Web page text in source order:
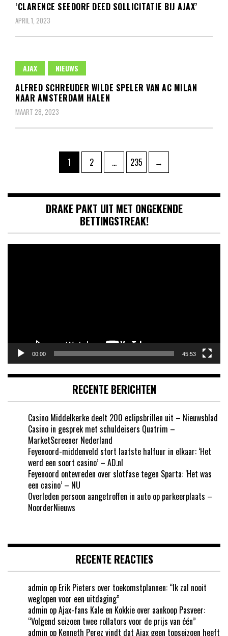
‘CLARENCE SEEDORF DEED SOLLICITATIE BIJ AJAX’
APRIL 1, 2023
AJAX NIEUWS
ALFRED SCHREUDER WILDE SPELER VAN AC MILAN
NAAR AMSTERDAM HALEN
MAART 28, 2023
paginering
Pagina
1 Pagina
2 … Pagina
235 →
DRAKE PAKT UIT MET ONGEKENDE
BETTINGSTREAK!
00:00 45:53
RECENTE BERICHTEN
Casino Middelkerke deelt 200 eclipsbrillen uit – Nieuwsblad
Casino in gesprek met schuldeisers Quatrim –
MarketScreener Nederland
Feyenoord-middenveld stort laatste halfuur in elkaar: ‘Het
werd een soort casino’ – AD.nl
Feyenoord ontevreden over slotfase tegen Sparta: ‘Het was
een casino’ – NU
Overleden persoon aangetroffen in auto op parkeerplaats –
NoorderNieuws
RECENTE REACTIES
admin op Erik Pieters over toekomstplannen: “Ik zal nooit
weglopen voor een uitdaging”
admin opAjax-fans Kale en Kokkie over aankoop Pasveer:
“Volgend seizoen twee rollators voor de prijs van één”
admin op Kenneth Perez vindt dat Ajax geen topseizoen heeft